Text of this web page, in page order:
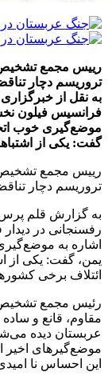
رییس مجمع تشخیص
تروریسم دچار
به نقل از
فرانسیس فیلون
موضع‌گیری خوب
گفت: یکی از
رییس مجمع تشخیص
تروریسم دچار
به گزارش قلم پرس
رفسنجانی در
اشاره به
یمن، گفت: یکی از
ائتلاف برخی
رئیس مجمع تشخیص
مقاوم، قانع و
عربستان دیده
موضع‌گیرهای اخیر
این احساس نا